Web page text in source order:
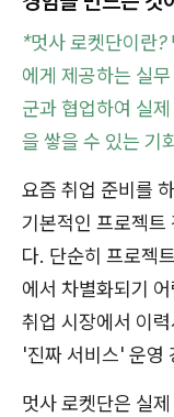
*멋사 로켓단이란?
에게 제공하는 실
군과 협업하여 실
을 쌓을 수 있는 기
요즘 취업 준비를
기본적인 프로젝트
다. 단순히 프로젝
에서 차별화되기
취업 시장에서 이
'진짜 서비스' 운영
멋사 로켓단은 실